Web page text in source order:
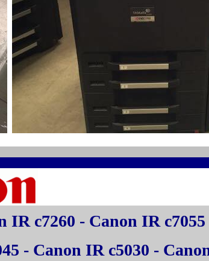
IR c7260 - Canon IR c7055
- Canon IR c5030 -